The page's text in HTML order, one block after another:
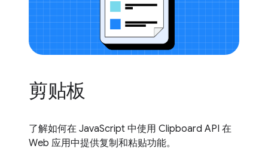
剪贴板
了解如何在 JavaScript 中使用 Clipboard API 在
Web 应用中提供复制和粘贴功能。